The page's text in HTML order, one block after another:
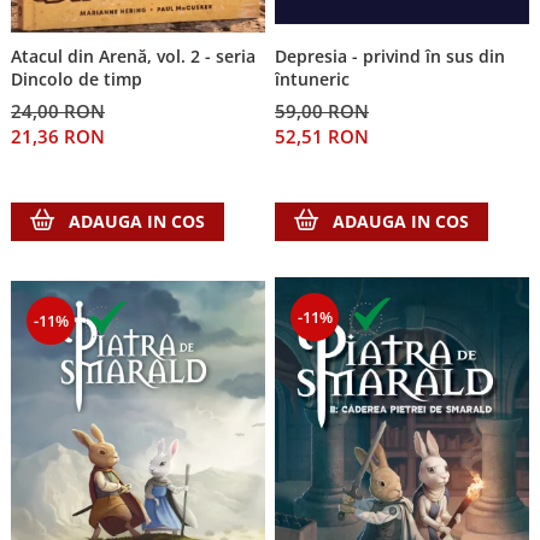
Atacul din Arenă, vol. 2 - seria
Dincolo de timp
24,00 RON
21,36 RON
ADAUGA IN COS
Depresia - privind în sus din
întuneric
59,00 RON
52,51 RON
ADAUGA IN COS
-11% -11%